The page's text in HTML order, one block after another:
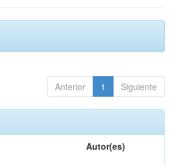
Anterior 1 Siguiente
Autor(es)